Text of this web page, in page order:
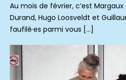
Au mois de février, c’est
Durand, Hugo Loosveldt et
faufilé·es parmi vous […]